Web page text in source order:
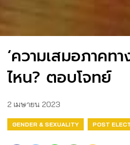
‘ความเสมอภาคท
ไหน? ตอบโจทย์
2 เมษายน 2023
GENDER & SEXUALITY POST